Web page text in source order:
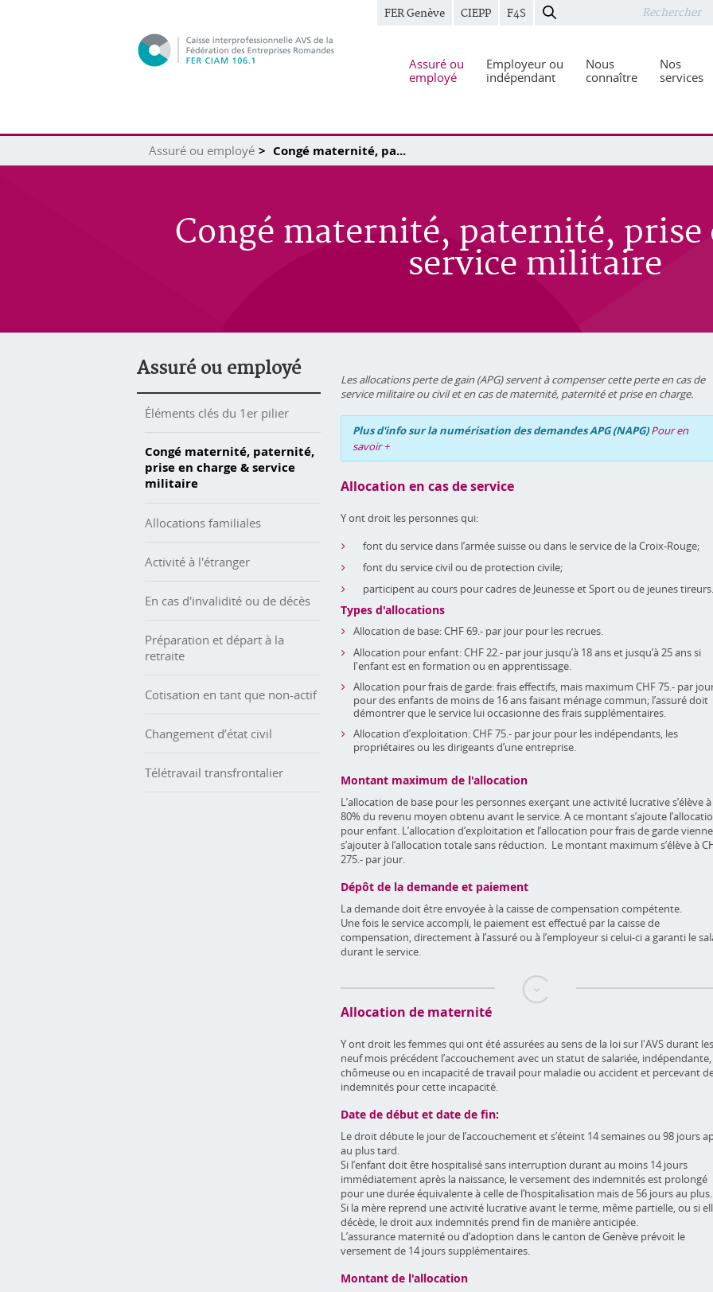
FER Genève CIEPP F4S
Assuré ou
employé
Employeur ou
indépendant
Nous
connaître
Nos
services
Assuré ou employé Congé maternité, pa...
Congé maternité, paternité, prise
service militaire
Assuré ou employé
Éléments clés du 1er pilier
Congé maternité, paternité,
prise en charge & service
militaire
Allocations familiales
Activité à l'étranger
En cas d'invalidité ou de décès
Préparation et départ à la
retraite
Cotisation en tant que non-actif
Changement d’état civil
Télétravail transfrontalier
Les allocations perte de gain (APG) servent à compenser cette perte en cas de
service militaire ou civil et en cas de maternité, paternité et prise en charge.
Plus d'info sur la numérisation des demandes APG (NAPG)Pour en
savoir +
Allocation en cas de service
Y ont droit les personnes qui:
font du service dans l’armée suisse ou dans le service de la Croix-Rouge;
font du service civil ou de protection civile;
participent au cours pour cadres de Jeunesse et Sport ou de jeunes tireurs.
Types d'allocations
Allocation de base: CHF 69.- par jour pour les recrues.
Allocation pour enfant: CHF 22.- par jour jusqu’à 18 ans et jusqu’à 25 ans si
l'enfant est en formation ou en apprentissage.
Allocation pour frais de garde: frais effectifs, mais maximum CHF 75.- par
pour des enfants de moins de 16 ans faisant ménage commun; l’assuré doit
démontrer que le service lui occasionne des frais supplémentaires.
Allocation d’exploitation: CHF 75.- par jour pour les indépendants, les
propriétaires ou les dirigeants d’une entreprise.
Montant maximum de l'allocation
L’allocation de base pour les personnes exerçant une activité lucrative s’élève à
80% du revenu moyen obtenu avant le service. A ce montant s’ajoute
pour enfant. L’allocation d’exploitation et l’allocation pour frais de garde
s’ajouter à l’allocation totale sans réduction. Le montant maximum s’élève à
275.- par jour.
Dépôt de la demande et paiement
La demande doit être envoyée à la caisse de compensation compétente.
Une fois le service accompli, le paiement est effectué par la caisse de
compensation, directement à l’assuré ou à l’employeur si celui-ci a garanti le
durant le service.
Allocation de maternité
Y ont droit les femmes qui ont été assurées au sens de la loi sur l'AVS durant les
neuf mois précédent l’accouchement avec un statut de salariée, indépendante,
chômeuse ou en incapacité de travail pour maladie ou accident et percevant
indemnités pour cette incapacité.
Date de début et date de fin:
Le droit débute le jour de l’accouchement et s’éteint 14 semaines ou 98 jours
au plus tard.
Si l’enfant doit être hospitalisé sans interruption durant au moins 14 jours
immédiatement après la naissance, le versement des indemnités est prolongé
pour une durée équivalente à celle de l’hospitalisation mais de 56 jours au plus.
Si la mère reprend une activité lucrative avant le terme, même partielle, ou si
décède, le droit aux indemnités prend fin de manière anticipée.
L’assurance maternité ou d’adoption dans le canton de Genève prévoit le
versement de 14 jours supplémentaires.
Montant de l'allocation